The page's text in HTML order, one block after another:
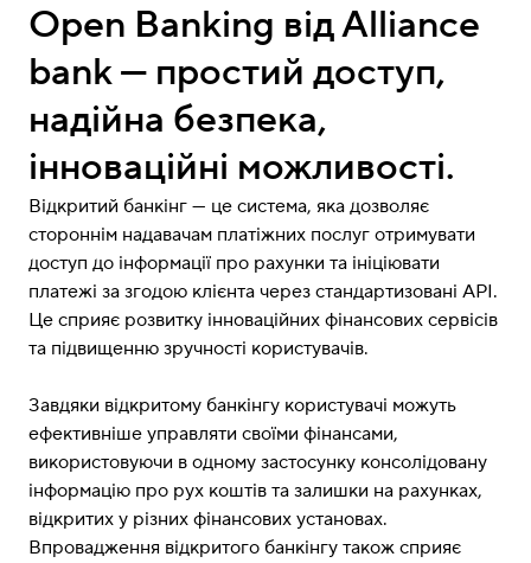
Open Banking від Alliance
bank — простий доступ,
надійна безпека,
інноваційні можливості.
Відкритий банкінг — це система, яка дозволяє
стороннім надавачам платіжних послуг отримувати
доступ до інформації про рахунки та ініціювати
платежі за згодою клієнта через стандартизовані API.
Це сприяє розвитку інноваційних фінансових сервісів
та підвищенню зручності користувачів.
Завдяки відкритому банкінгу користувачі можуть
ефективніше управляти своїми фінансами,
використовуючи в одному застосунку консолідовану
інформацію про рух коштів та залишки на рахунках,
відкритих у різних фінансових установах.
Впровадження відкритого банкінгу також сприяє